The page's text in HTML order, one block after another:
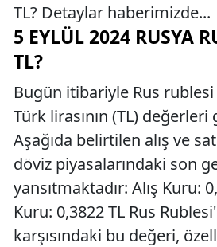
TL? Detaylar haberimizde...
5 EYLÜL 2024 RUSYA
TL?
Bugün itibariyle Rus rublesi
Türk lirasının (TL)
Aşağıda belirtilen alış ve
döviz piyasalarındaki son
yansıtmaktadır: Alış Kuru:
Kuru: 0,3822 TL Rus
karşısındaki bu değeri,